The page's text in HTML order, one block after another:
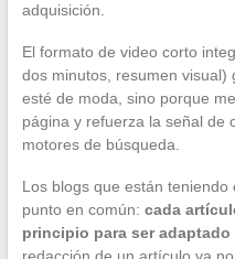
adquisición.
El formato de video corto
dos minutos, resumen visual)
esté de moda, sino porque
página y refuerza la señal de
motores de búsqueda.
Los blogs que están
punto en común: cada
principio para ser